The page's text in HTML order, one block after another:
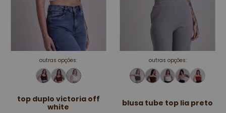
outras opções:
top duplo victoria off
white
outras opções:
blusa tube top lia preto